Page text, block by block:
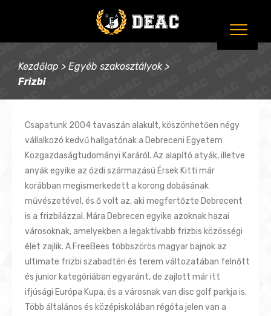
Kezdőlap > Egyéb szakosztályok >
Frizbi
Csapatunk 2004 tavaszán alakult, köszönhetően négy
vállalkozó kedvű hallgatónak a Debreceni Egyetem
Közgazdaságtudományi Karáról. Az alapító atyák, illetve
anyák egyike az ózdi származású Érsek Kitti már
korábban megismerkedett a korong dobásának
művészetével, és ő volt az, aki megfertőzte Debrecent
is a frizbilázzal. Mára Debrecen egyike azoknak hazai
városoknak, amelyekben a legaktívabb frizbis közösségi
élet zajlik. A FreeBees többszörös magyar bajnok az
ultimate frizbi szabadtéri és terem változatában felnőtt
és junior kategóriában egyaránt, de zajlott már itt
ifjúsági Európa Kupa, és a városnak van disc golf parkja is.
Több általános és középiskolában régóta jelen van a